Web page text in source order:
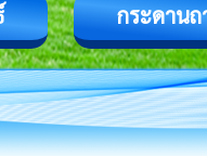
กระดาน